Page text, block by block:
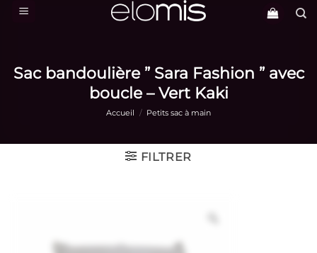
Passer
Sac bandoulière ” Sara Fashion ” avec
boucle – Vert Kaki
Accueil / Petits sac à main
FILTRER